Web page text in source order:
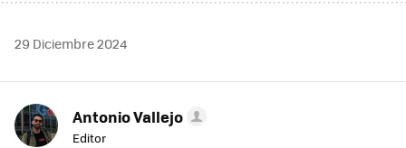
29 Diciembre 2024
Antonio Vallejo
Editor